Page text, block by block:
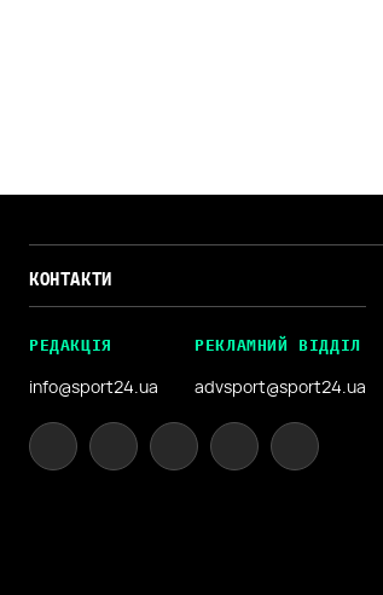
КОНТАКТИ
РЕДАКЦІЯ
info@sport24.ua
РЕКЛАМНИЙ ВІДДІЛ
advsport@sport24.ua